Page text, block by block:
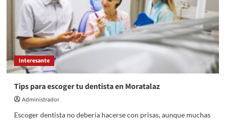
un
presupuesto
de
implantes
dentales
Interesante
Tips para escoger tu dentista en Moratalaz
Administrador
Escoger dentista no debería hacerse con prisas, aunque muchas